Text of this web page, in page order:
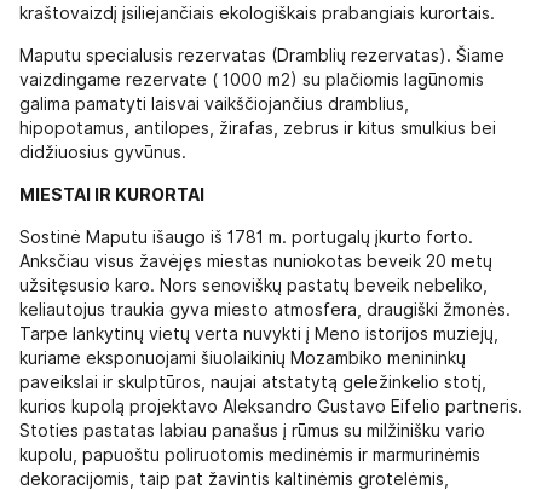
kraštovaizdį įsiliejančiais ekologiškais prabangiais kurortais.
Maputu specialusis rezervatas (Dramblių rezervatas). Šiame
vaizdingame rezervate ( 1000 m2) su plačiomis lagūnomis
galima pamatyti laisvai vaikščiojančius dramblius,
hipopotamus, antilopes, žirafas, zebrus ir kitus smulkius bei
didžiuosius gyvūnus.
MIESTAI IR KURORTAI
Sostinė Maputu išaugo iš 1781 m. portugalų įkurto forto.
Anksčiau visus žavėjęs miestas nuniokotas beveik 20 metų
užsitęsusio karo. Nors senoviškų pastatų beveik nebeliko,
keliautojus traukia gyva miesto atmosfera, draugiški žmonės.
Tarpe lankytinų vietų verta nuvykti į Meno istorijos muziejų,
kuriame eksponuojami šiuolaikinių Mozambiko menininkų
paveikslai ir skulptūros, naujai atstatytą geležinkelio stotį,
kurios kupolą projektavo Aleksandro Gustavo Eifelio partneris.
Stoties pastatas labiau panašus į rūmus su milžinišku vario
kupolu, papuoštu poliruotomis medinėmis ir marmurinėmis
dekoracijomis, taip pat žavintis kaltinėmis grotelėmis,